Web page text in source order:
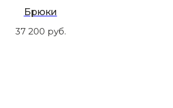
Брюки
37 200 руб.